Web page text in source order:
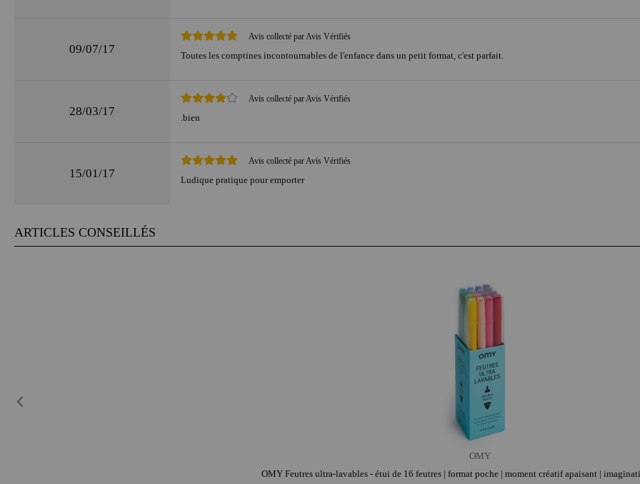
09/07/17
Avis collecté par Avis Vérifiés
Toutes les comptines incontournables de l'enfance dans un petit format, c'est parfait.
28/03/17
Avis collecté par Avis Vérifiés
.bien
15/01/17
Avis collecté par Avis Vérifiés
Ludique pratique pour emporter
ARTICLES CONSEILLÉS
OMY
OMY Feutres ultra-lavables - étui de 16 feutres | format poche | moment créatif apaisant |